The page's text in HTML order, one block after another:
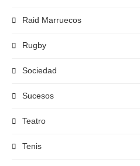
Raid Marruecos
Rugby
Sociedad
Sucesos
Teatro
Tenis